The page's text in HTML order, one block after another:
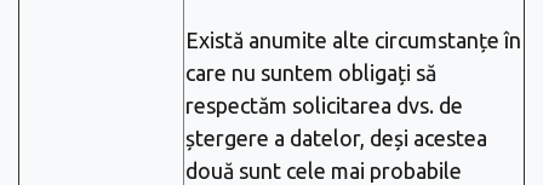
Există anumite alte circumstanțe în
care nu suntem obligați să
respectăm solicitarea dvs. de
ștergere a datelor, deși acestea
două sunt cele mai probabile